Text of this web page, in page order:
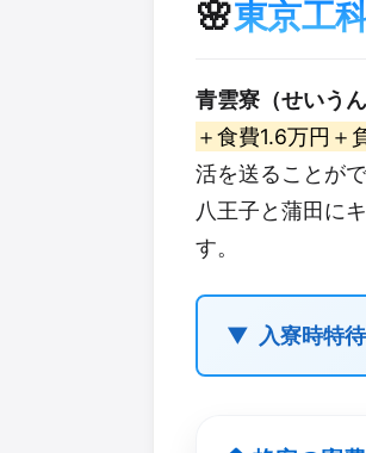
🌸東京工
青雲寮（せいうん
＋食費1.6万円＋
活を送ることがで
八王子と蒲田に
す。
入寮時特